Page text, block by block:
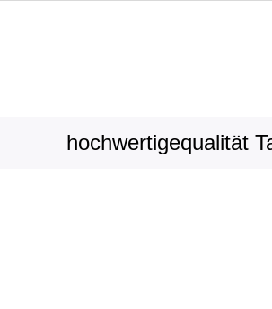
hochwertigequalität